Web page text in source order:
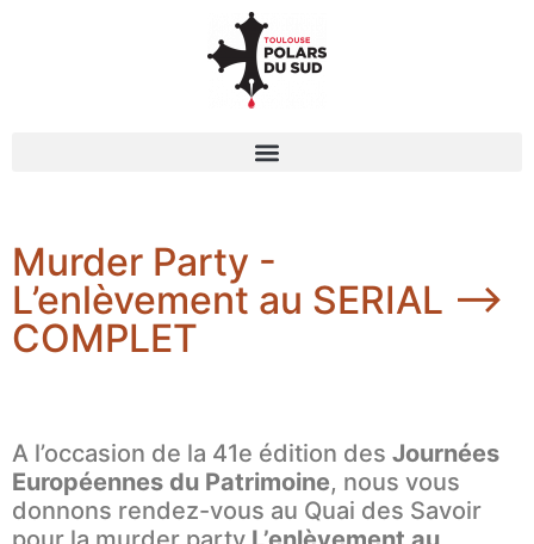
Murder Party -
L’enlèvement au SERIAL -->
COMPLET
A l’occasion de la 41e édition des Journées
Européennes du Patrimoine, nous vous
donnons rendez-vous au Quai des Savoir